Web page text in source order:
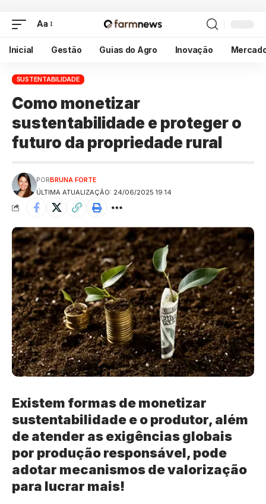
Aa
Inicial Gestão Guias do Agro Inovação
SUSTENTABILIDADE
Como monetizar
sustentabilidade e proteger o
futuro da propriedade rural
ÚLTIMA ATUALIZAÇÃO: 24/06/2025 19:14
PORBRUNA FORTE
Existem formas de monetizar
sustentabilidade e o produtor, além
de atender as exigências globais
por produção responsável, pode
adotar mecanismos de valorização
para lucrar mais!